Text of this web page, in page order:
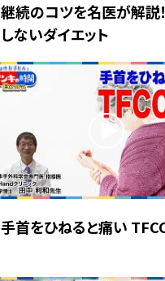
継続のコツを名医が解説
しないダイエット
手首をひねると痛い